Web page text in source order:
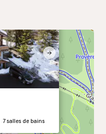
Next
7 salles de bains